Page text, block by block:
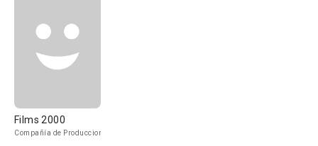
Films 2000
Compañía de Produccion